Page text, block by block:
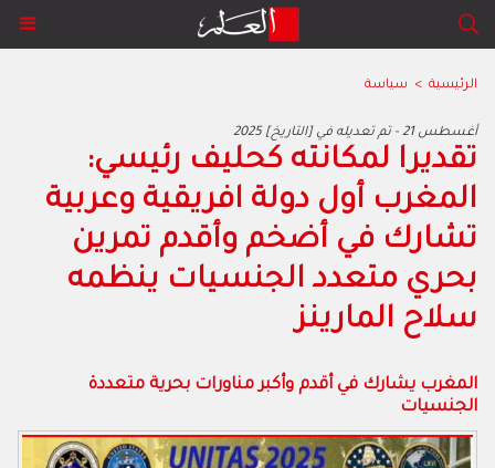
الرئيسية > سياسة
2025 أغسطس 21 - تم تعديله في [التاريخ]
تقديرا لمكانته كحليف رئيسي:
المغرب أول دولة افريقية وعربية
تشارك في أضخم وأقدم تمرين
بحري متعدد الجنسيات ينظمه
سلاح المارينز
المغرب يشارك في أقدم وأكبر مناورات بحرية متعددة
الجنسيات